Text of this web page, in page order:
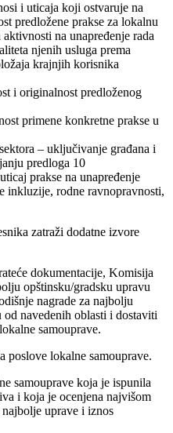
i uticaja koji ostvaruje na
predložene prakse za lokalnu
na unapređenje rada
njenih usluga prema
krajnjih korisnika
i originalnost predloženog
primene konkretne prakse u
– uključivanje građana i
predloga 10
prakse na unapređenje
inkluzije, rodne ravnopravnosti,
zatraži dodatne izvore
dokumentacije, Komisija
opštinsku/gradsku upravu
nagrade za najbolju
navedenih oblasti i dostaviti
samouprave.
poslove lokalne samouprave.
samouprave koja je ispunila
i koja je ocenjena najvišom
uprave i iznos